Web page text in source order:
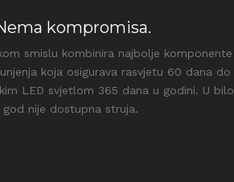
kompromisa.
smislu kombinira najbolje
koja osigurava rasvjetu 60 dana
LED svjetlom 365 dana u godini. U
nije dostupna struja.